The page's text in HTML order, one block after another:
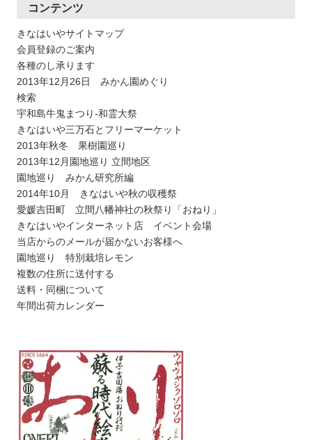
コンテンツ
きなはいやサイトマップ
会員登録のご案内
各種のし承ります
2013年12月26日 みかん園めぐり
検索
宇和島牛鬼まつり-和霊大祭
きなはいや三万石とフリーマーケット
2013年秋冬 果樹園巡り
2013年12月園地巡り 立間地区
園地巡り みかん研究所編
2014年10月 きなはいや秋の収穫祭
愛媛吉田町 立間八幡神社の秋祭り「おねり」
きなはいやインターネット店 イベント会場
当店からのメールが届かないお客様へ
園地巡り 特別栽培レモン
複数の住所に送付する
送料・同梱について
年間出荷カレンダー